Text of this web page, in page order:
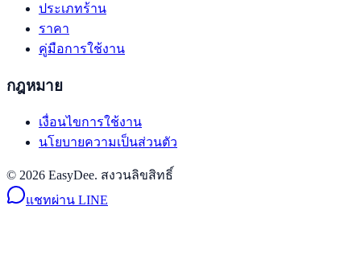
ประเภทร้าน
ราคา
คู่มือการใช้งาน
กฎหมาย
เงื่อนไขการใช้งาน
นโยบายความเป็นส่วนตัว
© 2026 EasyDee. สงวนลิขสิทธิ์
แชทผ่าน LINE